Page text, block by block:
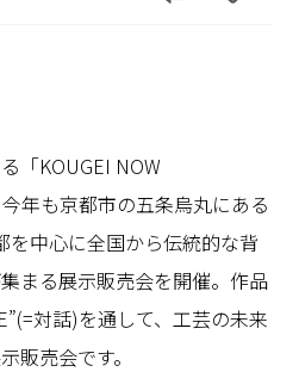
「KOUGEI NOW
年も京都市の五条烏丸にある
を中心に全国から伝統的な背
まる展示販売会を開催。作品
対話)を通して、工芸の未来
販売会です。